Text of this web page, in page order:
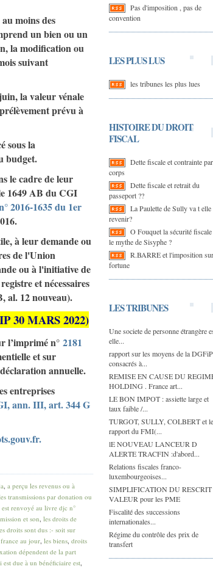
Pas d'imposition , pas de
convention
LES PLUS LUS
les tribunes les plus lues
HISTOIRE DU DROIT
FISCAL
Dette fiscale et contrainte par
corps
Dette fiscale et retrait du
passeport ??
La Paulette de Sully va t elle
revenir?
O Fouquet la sécurité
le mythe de Sisyphe ?
R.BARRE et l'imposition
fortune
LES TRIBUNES
Une societe de personne étrangère
elle...
rapport sur les moyens de la DGFiP
consacrés à...
REMISE EN CAUSE DU
HOLDING . France art...
LE BON IMPOT : assiette large et
taux faible /...
TURGOT, SULLY, COLBERT et le
rapport du FMI(...
lE NOUVEAU LANCEUR D
ALERTE TRACFIN :d'abord...
Relations fiscales franco-
luxembourgeoises...
SIMPLIFICATION DU RESCRIT
VALEUR pour les PME
Fiscalité des successions
internationales...
Régime du contrôle des prix de
transfert
moins des
un bien ou un
la modification ou
suivant
la valeur vénale
prévu à
sous la
budget.
le cadre de leur
1649 AB du CGI
2016-1635 du 1er
à leur demande ou
de l'Union
ou à l'initiative de
et nécessaires
al. 12 nouveau).
30 MARS 2022)
l’imprimé n° 2181
et sur
annuelle.
entreprises
ann. III, art. 344 G
.
, a perçu les revenus ou à
transmissions par donation ou
renvoyé au livre djc n°
et son, les droits de
droits sont dus :- soit sur
au jour, les biens, droits
dépendent de la part
due à un bénéficiaire est,